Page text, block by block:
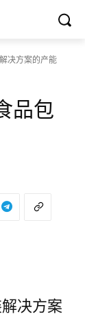
决方案的产能
品包
决方案